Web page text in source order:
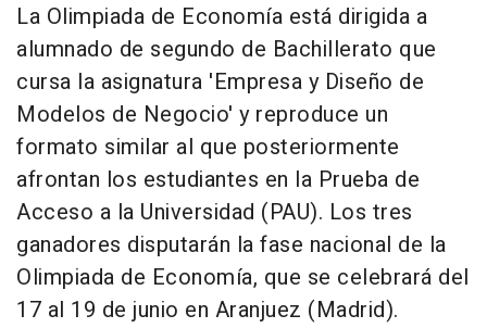
La Olimpiada de Economía está dirigida a
alumnado de segundo de Bachillerato que
cursa la asignatura 'Empresa y Diseño de
Modelos de Negocio' y reproduce un
formato similar al que posteriormente
afrontan los estudiantes en la Prueba de
Acceso a la Universidad (PAU). Los tres
ganadores disputarán la fase nacional de la
Olimpiada de Economía, que se celebrará del
17 al 19 de junio en Aranjuez (Madrid).